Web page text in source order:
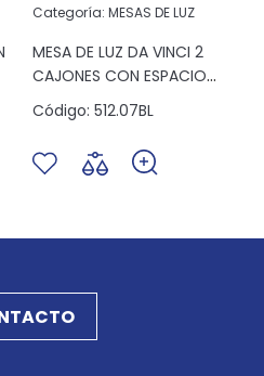
Categoría: MESAS DE LUZ
MESA DE LUZ DA VINCI 2
CAJONES CON ESPACIO
BLANCO
Código: 512.07BL